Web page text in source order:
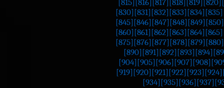
[815] [816] [817] [818] [819] [820]
[830] [831] [832] [833] [834] [835]
[845] [846] [847] [848] [849] [850]
[860] [861] [862] [863] [864] [865]
[875] [876] [877] [878] [879] [880]
[890] [891] [892] [893] [894]
[904] [905] [906] [907] [908]
[919] [920] [921] [922] [923] [924]
[934] [935] [936] [937]